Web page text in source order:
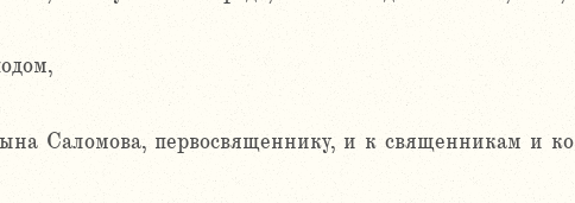
Саломова, первосвященнику, и к священникам и ко